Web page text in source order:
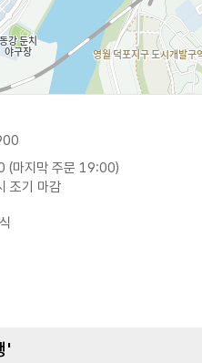
마지막 주문 19:00)
조기 마감
'